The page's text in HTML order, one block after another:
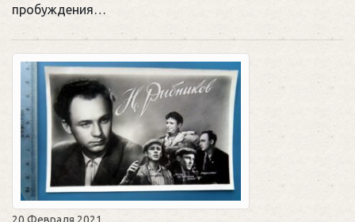
пробуждения…
20 Февраля 2021